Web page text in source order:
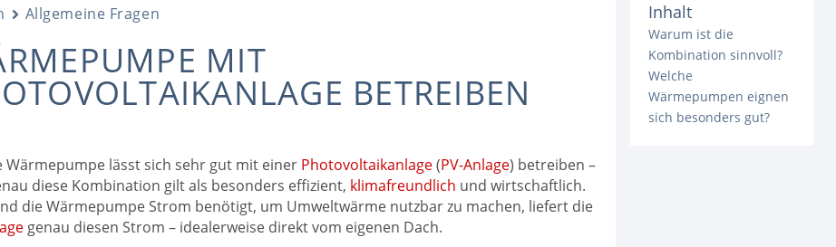
Allgemeine Fragen
MIT
BETREIBEN
Wärmepumpe lässt sich sehr gut mit einer Photovoltaikanlage(PV-Anlage) betreiben –
diese Kombination gilt als besonders effizient, klimafreundlich und wirtschaftlich.
die Wärmepumpe Strom benötigt, um Umweltwärme nutzbar zu machen, liefert die
genau diesen Strom – idealerweise direkt vom eigenen Dach.
Inhalt
Warum ist die
Kombination sinnvoll?
Welche
Wärmepumpen eignen
sich besonders gut?